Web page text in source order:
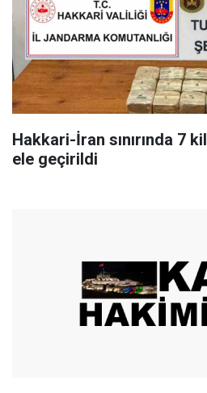
Hakkari-İran sınırında 7
ele geçirildi